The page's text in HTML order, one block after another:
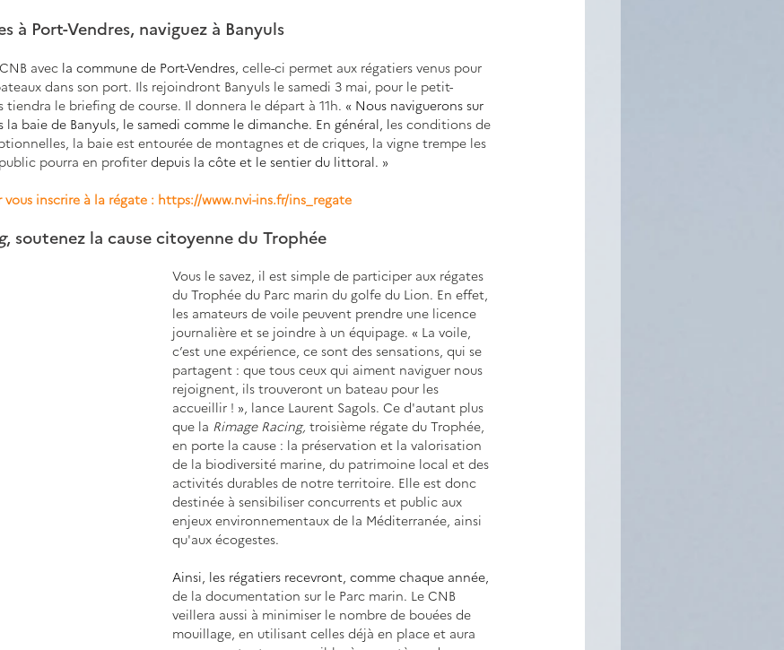
à Port-Vendres, naviguez à Banyuls
avec la commune de Port-Vendres, celle-ci permet aux régatiers venus pour
dans son port. Ils rejoindront Banyuls le samedi 3 mai, pour le petit-
tiendra le briefing de course. Il donnera le départ à 11h. « Nous naviguerons sur
la baie de Banyuls, le samedi comme le dimanche. En général, les conditions de
la baie est entourée de montagnes et de criques, la vigne trempe les
pourra en profiter depuis la côte et le sentier du littoral. »
vous inscrire à la régate : https://www.nvi-ins.fr/ins_regate
, soutenez la cause citoyenne du Trophée
Vous le savez, il est simple de participer aux régates
du Trophée du Parc marin du golfe du Lion. En effet,
les amateurs de voile peuvent prendre une licence
journalière et se joindre à un équipage. « La voile,
c’est une expérience, ce sont des sensations, qui se
partagent : que tous ceux qui aiment naviguer nous
rejoignent, ils trouveront un bateau pour les
accueillir ! », lance Laurent Sagols. Ce d'autant plus
que la Rimage Racing, troisième régate du Trophée,
en porte la cause : la préservation et la valorisation
de la biodiversité marine, du patrimoine local et des
activités durables de notre territoire. Elle est donc
destinée à sensibiliser concurrents et public aux
enjeux environnementaux de la Méditerranée, ainsi
qu'aux écogestes.
Ainsi, les régatiers recevront, comme chaque année,
de la documentation sur le Parc marin. Le CNB
veillera aussi à minimiser le nombre de bouées de
mouillage, en utilisant celles déjà en place et aura